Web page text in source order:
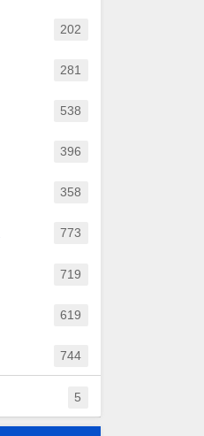
202
281
538
396
358
773
719
619
744
5